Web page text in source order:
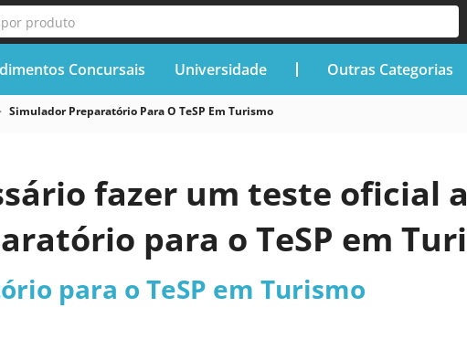
produto
Concursais Universidade Outras Categorias
Simulador Preparatório Para O TeSP Em Turismo
fazer um teste oficial
para o TeSP em
para o TeSP em Turismo